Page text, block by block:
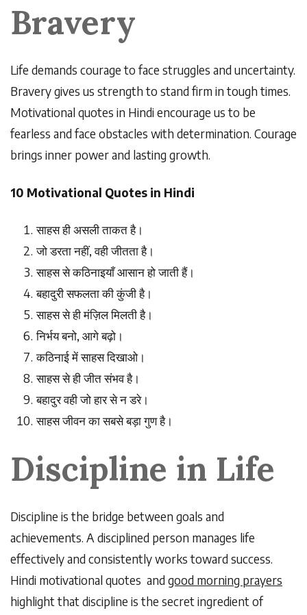
Bravery
Life demands courage to face struggles and uncertainty.
Bravery gives us strength to stand firm in tough times.
Motivational quotes in Hindi encourage us to be
fearless and face obstacles with determination. Courage
brings inner power and lasting growth.
10 Motivational Quotes in Hindi
साहसहीअसलीताकतहै।
जोडरतानहीं,वहीजीतताहै।
साहससेकठिनाइयाँआसानहोजातीहैं।
बहादुरीसफलताकीकुंजीहै।
साहससेहीमंज़िलमिलतीहै।
निर्भयबनो, आगेबढ़ो।
कठिनाईमेंसाहसदिखाओ।
साहससेहीजीतसंभवहै।
बहादुरवहीजोहारसेनडरे।
साहसजीवनकासबसेबड़ागुणहै।
Discipline in Life
Discipline is the bridge between goals and
achievements. A disciplined person manages life
effectively and consistently works toward success.
Hindi motivational quotes and good morning prayers
highlight that discipline is the secret ingredient of